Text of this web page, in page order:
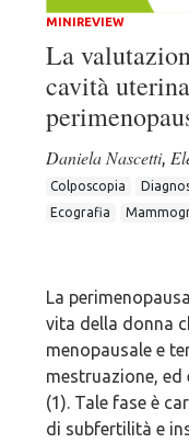
MINIREVIEW
La
cavità
Daniela Nascetti,
Colposcopia
Ecografia
La
vita della donna
menopausale e
mestruazione, ed
(1). Tale fase è
di subfertilità e